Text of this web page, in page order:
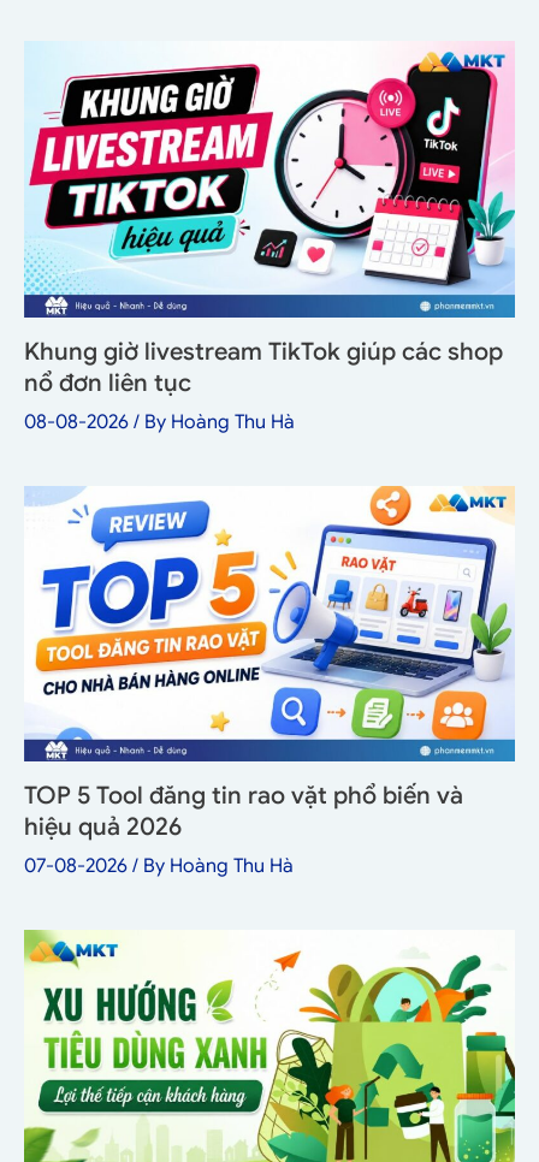
Khung giờ livestream TikTok giúp các shop
nổ đơn liên tục
08-08-2026 / By Hoàng Thu Hà
TOP 5 Tool đăng tin rao vặt phổ biến và
hiệu quả 2026
07-08-2026 / By Hoàng Thu Hà